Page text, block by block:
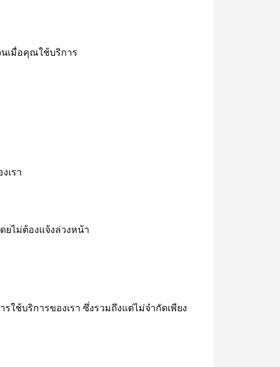
นเมื่อคุณใช้บริการ
เรา
ยไม่ต้องแจ้งล่วงหน้า
ใช้บริการของเรา ซึ่งรวมถึงแต่ไม่จำกัดเพียง